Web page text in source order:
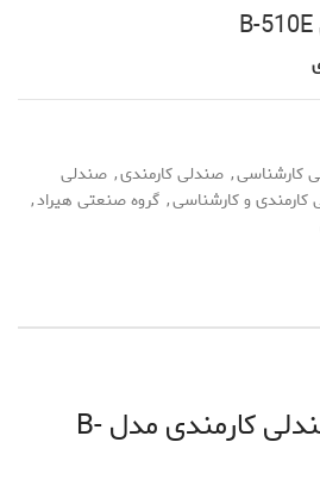
کارشناسی, صندلی کارمندی, صندلی
کارمندی و کارشناسی, گروه صنعتی هیراد,
مشخصات فنی صندلی کارمندی مدل B-